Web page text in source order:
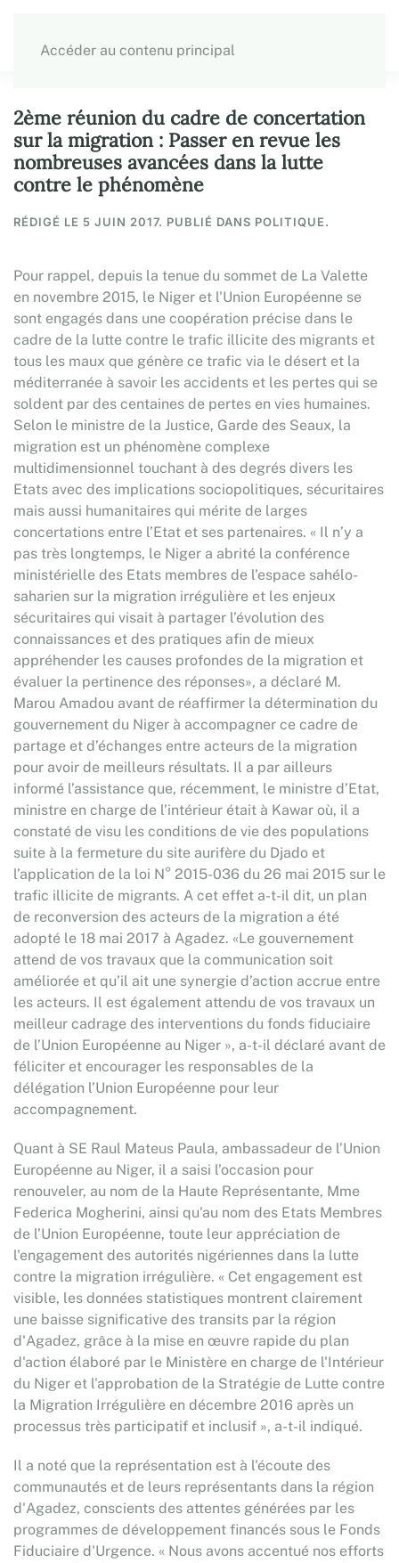
Accéder au contenu principal
2ème réunion du cadre de concertation
sur la migration : Passer en revue les
nombreuses avancées dans la lutte
contre le phénomène
RÉDIGÉ LE 5 JUIN 2017. PUBLIÉ DANS POLITIQUE.
Pour rappel, depuis la tenue du sommet de La Valette
en novembre 2015, le Niger et l'Union Européenne se
sont engagés dans une coopération précise dans le
cadre de la lutte contre le trafic illicite des migrants et
tous les maux que génère ce trafic via le désert et la
méditerranée à savoir les accidents et les pertes qui se
soldent par des centaines de pertes en vies humaines.
Selon le ministre de la Justice, Garde des Seaux, la
migration est un phénomène complexe
multidimensionnel touchant à des degrés divers les
Etats avec des implications sociopolitiques, sécuritaires
mais aussi humanitaires qui mérite de larges
concertations entre l’Etat et ses partenaires. « Il n’y a
pas très longtemps, le Niger a abrité la conférence
ministérielle des Etats membres de l’espace sahélo-
saharien sur la migration irrégulière et les enjeux
sécuritaires qui visait à partager l’évolution des
connaissances et des pratiques afin de mieux
appréhender les causes profondes de la migration et
évaluer la pertinence des réponses», a déclaré M.
Marou Amadou avant de réaffirmer la détermination du
gouvernement du Niger à accompagner ce cadre de
partage et d’échanges entre acteurs de la migration
pour avoir de meilleurs résultats. Il a par ailleurs
informé l’assistance que, récemment, le ministre d’Etat,
ministre en charge de l’intérieur était à Kawar où, il a
constaté de visu les conditions de vie des populations
suite à la fermeture du site aurifère du Djado et
l’application de la loi N° 2015-036 du 26 mai 2015 sur le
trafic illicite de migrants. A cet effet a-t-il dit, un plan
de reconversion des acteurs de la migration a été
adopté le 18 mai 2017 à Agadez. «Le gouvernement
attend de vos travaux que la communication soit
améliorée et qu’il ait une synergie d’action accrue entre
les acteurs. Il est également attendu de vos travaux un
meilleur cadrage des interventions du fonds fiduciaire
de l’Union Européenne au Niger », a-t-il déclaré avant de
féliciter et encourager les responsables de la
délégation l’Union Européenne pour leur
accompagnement.
Quant à SE Raul Mateus Paula, ambassadeur de l’Union
Européenne au Niger, il a saisi l’occasion pour
renouveler, au nom de la Haute Représentante, Mme
Federica Mogherini, ainsi qu'au nom des Etats Membres
de l’Union Européenne, toute leur appréciation de
l'engagement des autorités nigériennes dans la lutte
contre la migration irrégulière. « Cet engagement est
visible, les données statistiques montrent clairement
une baisse significative des transits par la région
d'Agadez, grâce à la mise en œuvre rapide du plan
d'action élaboré par le Ministère en charge de l'Intérieur
du Niger et l'approbation de la Stratégie de Lutte contre
la Migration Irrégulière en décembre 2016 après un
processus très participatif et inclusif », a-t-il indiqué.
Il a noté que la représentation est à l'écoute des
communautés et de leurs représentants dans la région
d'Agadez, conscients des attentes générées par les
programmes de développement financés sous le Fonds
Fiduciaire d'Urgence. « Nous avons accentué nos efforts